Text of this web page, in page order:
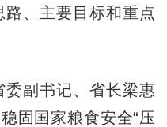
、主要目标和重点
副书记、省长梁惠
固国家粮食安全“压